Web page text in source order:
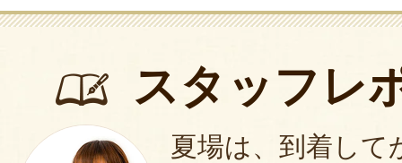
スタッフレ
夏場は、到着して